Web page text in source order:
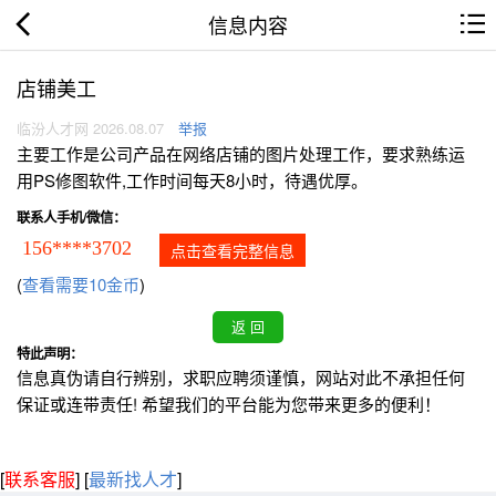
信息内容
店铺美工
临汾人才网 2026.08.07 举报
主要工作是公司产品在网络店铺的图片处理工作，要求熟练运
用PS修图软件,工作时间每天8小时，待遇优厚。
联系人手机/微信：
156****3702 点击查看完整信息
(查看需要10金币)
特此声明：
信息真伪请自行辨别，求职应聘须谨慎，网站对此不承担任何
保证或连带责任! 希望我们的平台能为您带来更多的便利！
[联系客服] [最新找人才]